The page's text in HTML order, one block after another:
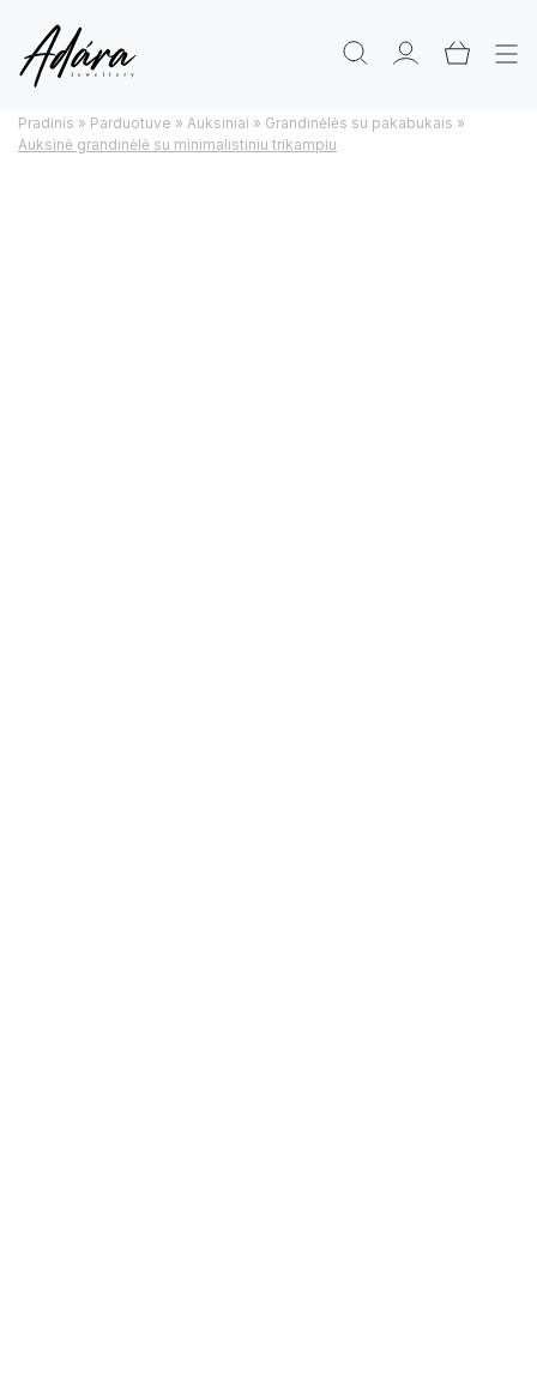
Pradinis » Parduotuve » Auksiniai » Grandinėlės su pakabukais »
Auksinė grandinėlė su minimalistiniu trikampiu